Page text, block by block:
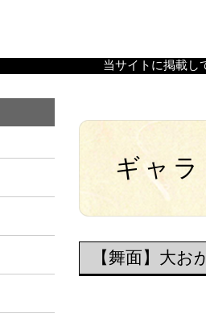
当サイトに掲載し
ギャラ
【舞面】大お